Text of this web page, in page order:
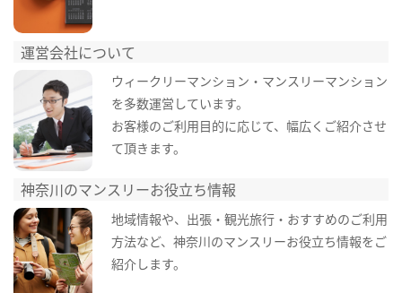
運営会社について
ウィークリーマンション・マンスリーマンション
を多数運営しています。
お客様のご利用目的に応じて、幅広くご紹介させ
て頂きます。
神奈川のマンスリーお役立ち情報
地域情報や、出張・観光旅行・おすすめのご利用
方法など、神奈川のマンスリーお役立ち情報をご
紹介します。